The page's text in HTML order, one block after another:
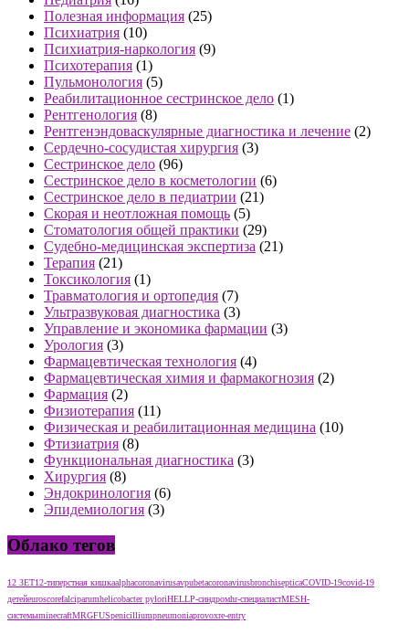
Полезная информация (25)
Психиатрия (10)
Психиатрия-наркология (9)
Психотерапия (1)
Пульмонология (5)
Реабилитационное сестринское дело (1)
Рентгенология (8)
Рентгенэндоваскулярные диагностика и лечение (2)
Сердечно-сосудистая хирургия (3)
Сестринское дело (96)
Сестринское дело в косметологии (6)
Сестринское дело в педиатрии (21)
Скорая и неотложная помощь (5)
Стоматология общей практики (29)
Судебно-медицинская экспертиза (21)
Терапия (21)
Токсикология (1)
Травматология и ортопедия (7)
Ультразвуковая диагностика (3)
Управление и экономика фармации (3)
Урология (3)
Фармацевтическая технология (4)
Фармацевтическая химия и фармакогнозия (2)
Фармация (2)
Физиотерапия (11)
Физическая и реабилитационная медицина (10)
Фтизиатрия (8)
Функциональная диагностика (3)
Хирургия (8)
Эндокринология (6)
Эпидемиология (3)
Облако тегов
12 ЗЕТ12-типерстная кишкаalphacoronavirusavpubetacoronavirusbronchisepticaCOVID-19covid-19
детейeuroscorefalciparumhelicobacter pyloriHELLP-синдромhr-специалистMESH-
системыminecraftMRGFUSpenicilliumpneumoniaprovoxre-entry